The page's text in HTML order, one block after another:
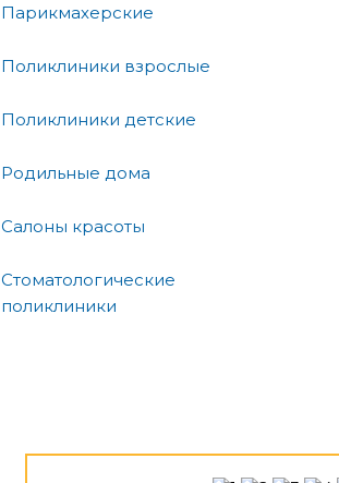
Парикмахерские
Поликлиники взрослые
Поликлиники детские
Родильные дома
Салоны красоты
Стоматологические
поликлиники